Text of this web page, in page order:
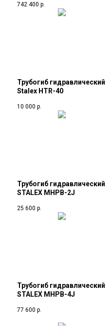
742 400 р.
Трубогиб гидравлический
Stalex HTR-40
10 000 р.
Трубогиб гидравлический
STALEX MHPB-2J
25 600 р.
Трубогиб гидравлический
STALEX MHPB-4J
77 600 р.